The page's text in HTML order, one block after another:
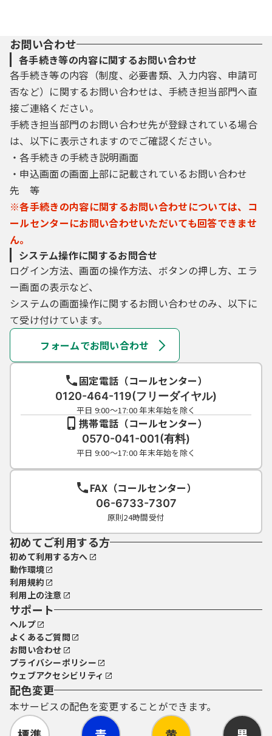
お問い合わせ
各手続き等の内容に関するお問い合わせ
各手続き等の内容（制度、必要書類、入力内容、申請可
否など）に関するお問い合わせは、手続き担当部門へ直
接ご連絡ください。
手続き担当部門のお問い合わせ先が登録されている場合
は、以下に表示されますのでご確認ください。
・各手続きの手続き説明画面
・申込画面の画面上部に記載されているお問い合わせ
先 等
※各手続きの内容に関するお問い合わせについては、コ
ールセンターにお問い合わせいただいても回答できませ
ん。
システム操作に関するお問合せ
ログイン方法、画面の操作方法、ボタンの押し方、エラ
ー画面の表示など、
システムの画面操作に関するお問い合わせのみ、以下に
て受け付けています。
フォームでお問い合わせ
固定電話（コールセンター）
0120-464-119(フリーダイヤル)
平日 9:00～17:00 年末年始を除く
携帯電話（コールセンター）
0570-041-001(有料)
平日 9:00～17:00 年末年始を除く
FAX（コールセンター）
06-6733-7307
原則24時間受付
初めてご利用する方
初めて利用する方へ
動作環境
利用規約
利用上の注意
サポート
ヘルプ
よくあるご質問
お問い合わせ
プライバシーポリシー
ウェブアクセシビリティ
配色変更
本サービスの配色を変更することができます。